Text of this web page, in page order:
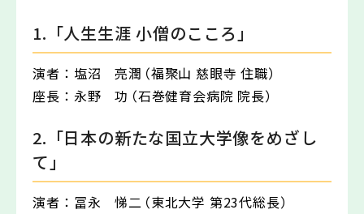
1.「人生生涯 小僧のこころ」
演者： 塩沼 亮潤（福聚山 慈眼寺 住職）
座長： 永野 功（石巻健育会病院 院長）
2.「日本の新たな国立大学像をめざし
て」
演者： 冨永 悌二（東北大学 第23代総長）